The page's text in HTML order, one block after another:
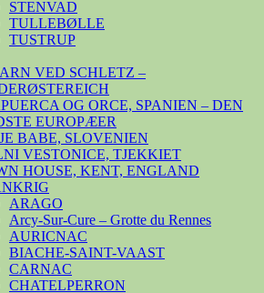
STENVAD
TULLEBØLLE
TUSTRUP
VED SCHLETZ –
OG ORCE, SPANIEN – DEN
EUROPÆER
BABE, SLOVENIEN
VESTONICE, TJEKKIET
HOUSE, KENT, ENGLAND
ARAGO
Arcy-Sur-Cure – Grotte du Rennes
AURICNAC
BIACHE-SAINT-VAAST
CARNAC
CHATELPERRON